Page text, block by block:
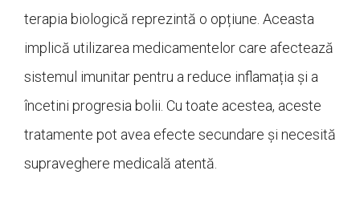
terapia biologică reprezintă o opțiune. Aceasta
implică utilizarea medicamentelor care afectează
sistemul imunitar pentru a reduce inflamația și a
încetini progresia bolii. Cu toate acestea, aceste
tratamente pot avea efecte secundare și necesită
supraveghere medicală atentă.